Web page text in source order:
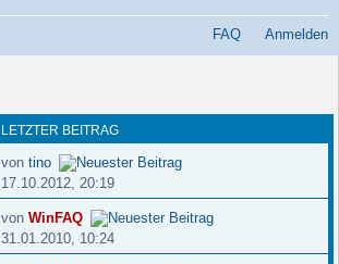
FAQ Anmelden
LETZTER BEITRAG
vontino
17.10.2012, 20:19
vonWinFAQ
31.01.2010, 10:24